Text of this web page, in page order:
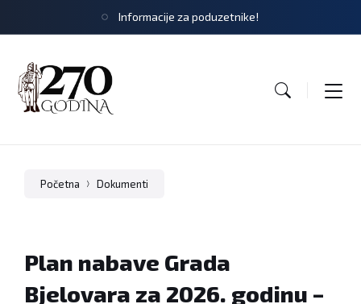
Informacije za poduzetnike!
Početna Dokumenti
Plan nabave Grada
Bjelovara za 2026. godinu –